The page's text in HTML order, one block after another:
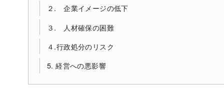
２. 企業イメージの低下
３. 人材確保の困難
４.行政処分のリスク
5. 経営への悪影響